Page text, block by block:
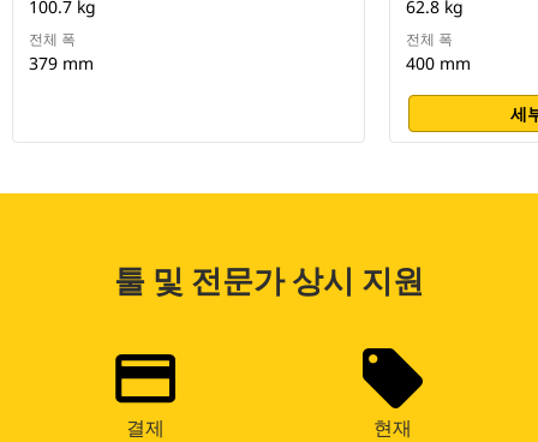
100.7 kg
전체 폭
379 mm
62.8 kg
전체 폭
400 mm
세
툴 및 전문가 상시 지원
결제
현재